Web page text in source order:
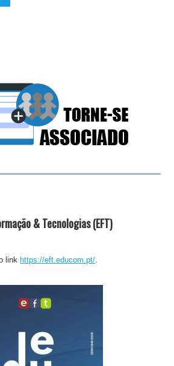
& Tecnologias (EFT)
link https://eft.educom.pt/.